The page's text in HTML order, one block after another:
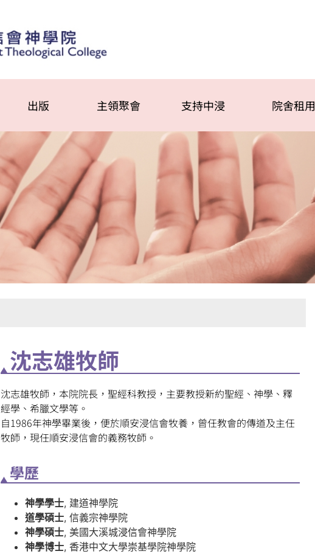
出版 主領聚會 支持中浸 院舍租用
沈志雄牧師
沈志雄牧師，本院院長，聖經科教授，主要教授新約聖經、神學、釋
經學、希臘文學等。
自1986年神學畢業後，便於順安浸信會牧養，曾任教會的傳道及主任
牧師，現任順安浸信會的義務牧師。
學歷
神學學士, 建道神學院
道學碩士, 信義宗神學院
神學碩士, 美國大溪城浸信會神學院
神學博士, 香港中文大學崇基學院神學院